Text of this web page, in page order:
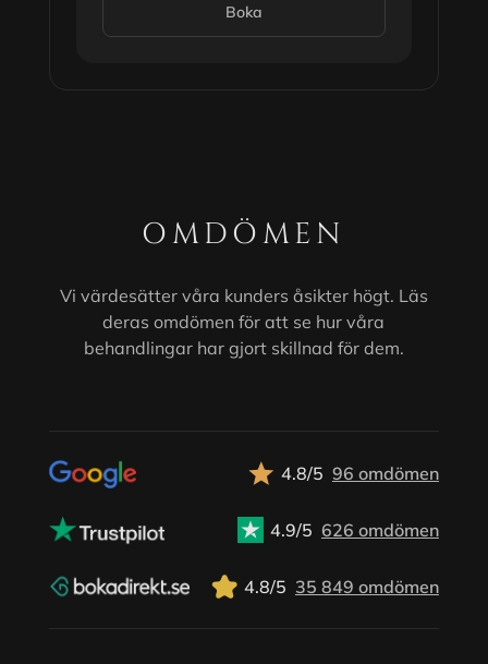
Boka
OMDÖMEN
Vi värdesätter våra kunders åsikter högt. Läs
deras omdömen för att se hur våra
behandlingar har gjort skillnad för dem.
4.8/5 96 omdömen
4.9/5 626 omdömen
4.8/5 35 849 omdömen